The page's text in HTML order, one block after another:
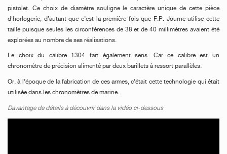
pistolet. Ce choix de diamètre souligne le caractère unique de cette pièce
d'horlogerie, d’autant que c’est la première fois que F.P. Journe utilise cette
taille puisque seules les circonférences de 38 et de 40 millimètres avaient été
explorées au nombre de ses réalisations.
Le choix du calibre 1304 fait également sens. Car ce calibre est un
chronomètre de précision alimenté par deux barillets à ressort parallèles.
Or, à l’époque de la fabrication de ces armes, c’était cette technologie qui était
utilisée dans les chronomètres de marine.
Davantage de détails à découvrir dans la vidéo ci-dessous